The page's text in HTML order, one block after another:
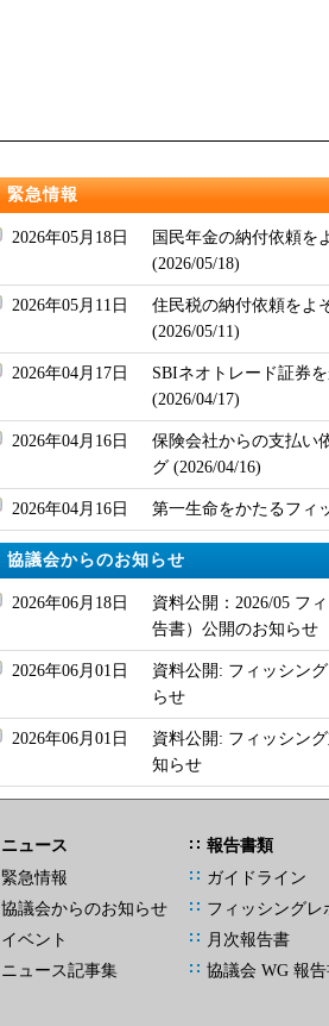
緊急情報
2026年05月18日
国民年金の納付依頼を
(2026/05/18)
2026年05月11日
住民税の納付依頼をよ
(2026/05/11)
2026年04月17日
SBIネオトレード証券
(2026/04/17)
2026年04月16日
保険会社からの支払い
グ (2026/04/16)
2026年04月16日 第一生命をかたるフィ
協議会からのお知らせ
2026年06月18日
資料公開：2026/05 フ
告書）公開のお知らせ
2026年06月01日
資料公開: フィッシン
らせ
2026年06月01日
資料公開: フィッシン
知らせ
ニュース
緊急情報
協議会からのお知らせ
イベント
ニュース記事集
報告書類
ガイドライン
フィッシングレ
月次報告書
協議会 WG 報